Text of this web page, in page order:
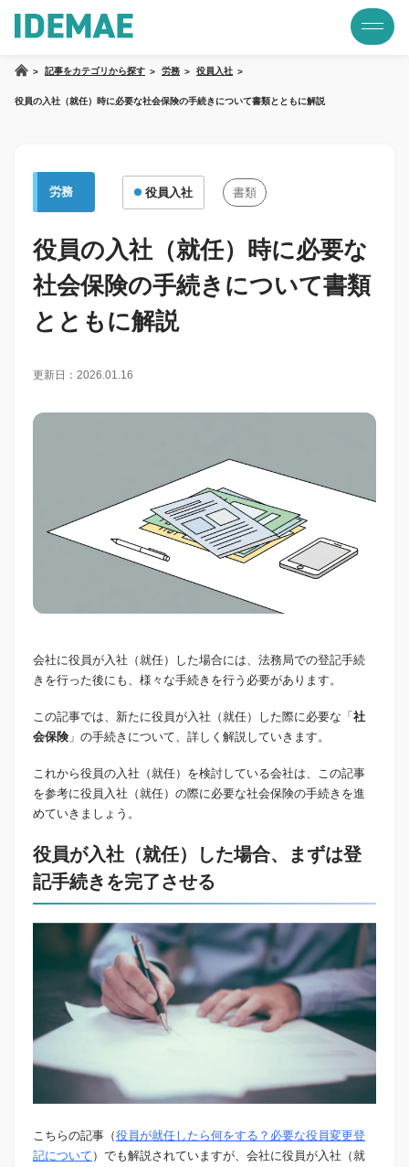
記事をカテゴリから探す 労務 役員入社
役員の入社（就任）時に必要な社会保険の手続きについて書類とともに解説
労務 役員入社 書類
役員の入社（就任）時に必要な
社会保険の手続きについて書類
とともに解説
更新日：2026.01.16
会社に役員が入社（就任）した場合には、法務局での登記手続
きを行った後にも、様々な手続きを行う必要があります。
この記事では、新たに役員が入社（就任）した際に必要な「 社
会保険 」の手続きについて、詳しく解説していきます。
これから役員の入社（就任）を検討している会社は、この記事
を参考に役員入社（就任）の際に必要な社会保険の手続きを進
めていきましょう。
役員が入社（就任）した場合、まずは登
記手続きを完了させる
こちらの記事（役員が就任したら何をする？必要な役員変更登
記について ）でも解説されていますが、会社に役員が入社（就